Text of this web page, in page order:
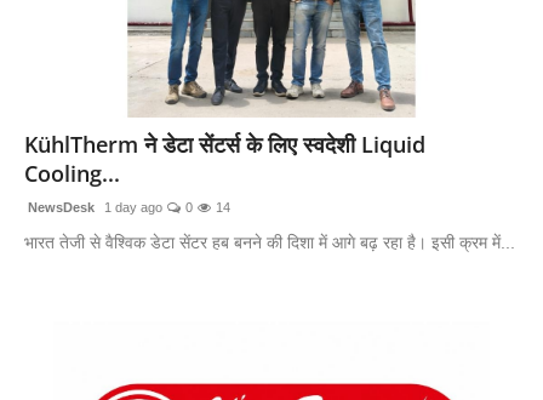
KühlTherm ने डेटा सेंटर्स के लिए स्वदेशी Liquid
Cooling...
NewsDesk 1 day ago 0 14
भारत तेजी से वैश्विक डेटा सेंटर हब बनने की दिशा में आगे बढ़ रहा है। इसी क्रम में...